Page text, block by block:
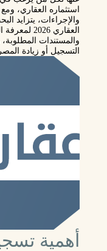
استثماره العقاري،
والإجراءات، يتزايد
العقاري
والمستندات
التسجيل أو زيادة
أهمية